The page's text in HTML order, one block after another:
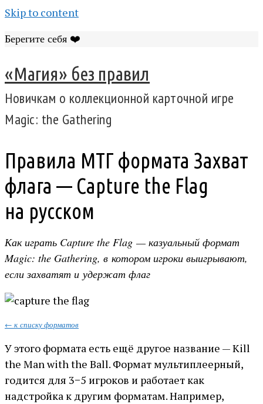
Skip to content
Берегите себя ❤️
«Магия» без правил
Новичкам о коллекционной карточной игре
Magic: the Gathering
Правила МТГ формата Захват
флага — Capture the Flag
на русском
Как играть Capture the Flag — казуальный формат
Magic: the Gathering, в котором игроки выигрывают,
если захватят и удержат флаг
← к списку форматов
У этого формата есть ещё другое название — Kill
the Man with the Ball. Формат мультиплеерный,
годится для 3−5 игроков и работает как
надстройка к другим форматам. Например,